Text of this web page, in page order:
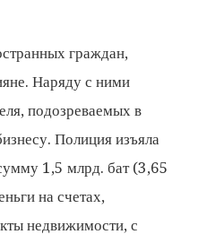
граждан,
Наряду с ними
подозреваемых в
Полиция изъяла
1,5 млрд. бат (3,65
на счетах,
недвижимости, с